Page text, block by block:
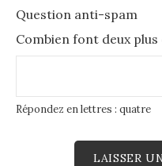
Question anti-spam
Combien font deux plus
Répondez en lettres : quatre